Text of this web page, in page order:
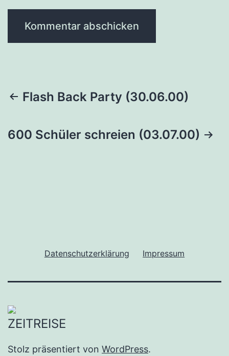
Beitragsnavigation
Flash Back Party (30.06.00)
600 Schüler schreien (03.07.00)
Datenschutzerklärung Impressum
Stolz präsentiert von WordPress.